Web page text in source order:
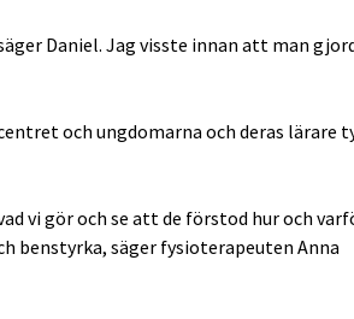
Daniel. Jag visste innan att man
och ungdomarna och deras lärare
vi gör och se att de förstod hur och
benstyrka, säger fysioterapeuten Anna